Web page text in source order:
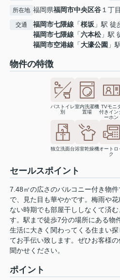
所在地 福岡県福岡市中央区谷１丁
交通 福岡市七隈線 「桜坂 」駅 徒
福岡市七隈線 「六本松」駅
福岡市空港線 「大濠公園 」
物件の特徴
バストイレ
別
室内洗濯機
置場
TVモニ
付きイン
ーホン
独立洗面台浴室乾燥機オートロ
ク
セールスポイント
7.48㎡の広さのバルコニー付き物
で、見た目も華やかです。梅雨や
ない時期でも部屋干ししなくて済
す。駅まで徒歩7分の場所にある物
生活に大きく関わってくる住まい
てお手伝い致します。ぜひお客様
聞かせください。
ポイント